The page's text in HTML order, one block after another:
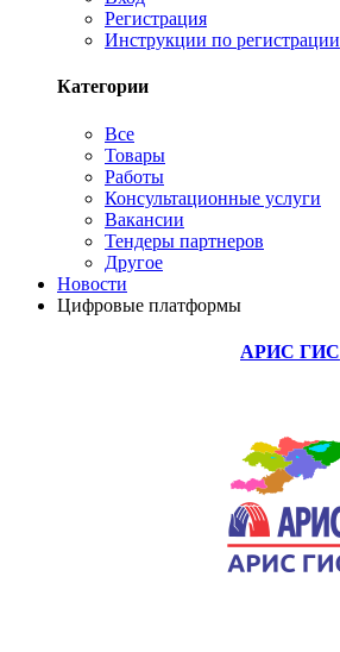
Регистрация
Инструкции по регистрации
Категории
Все
Товары
Работы
Консультационные услуги
Вакансии
Тендеры партнеров
Другое
Новости
Цифровые платформы
АРИС ГИС